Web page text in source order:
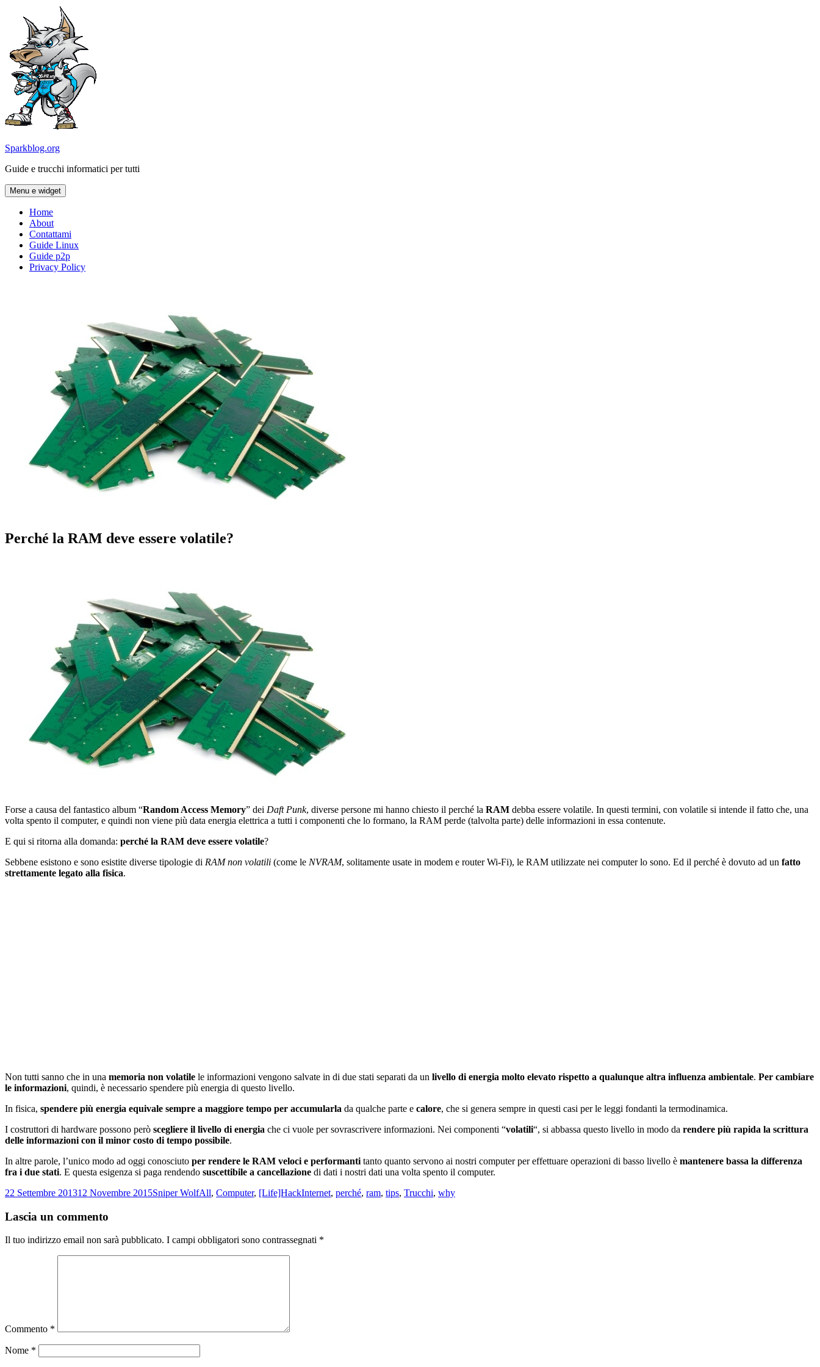
contenuto
Sparkblog.org
Guide e trucchi informatici per tutti
Menu e widget
Home
About
Contattami
Guide Linux
Guide p2p
Privacy Policy
Perché la RAM deve essere volatile?
Forse a causa del fantastico album “Random Access Memory” dei Daft Punk, diverse persone mi hanno chiesto il perché la RAM debba essere volatile. In questi termini, con volatile si intende il fatto che, una
volta spento il computer, e quindi non viene più data energia elettrica a tutti i componenti che lo formano, la RAM perde (talvolta parte) delle informazioni in essa contenute.
E qui si ritorna alla domanda: perché la RAM deve essere volatile?
Sebbene esistono e sono esistite diverse tipologie di RAM non volatili (come le NVRAM, solitamente usate in modem e router Wi-Fi), le RAM utilizzate nei computer lo sono. Ed il perché è dovuto ad un fatto
strettamente legato alla fisica.
Non tutti sanno che in una memoria non volatile le informazioni vengono salvate in di due stati separati da un livello di energia molto elevato rispetto a qualunque altra influenza ambientale. Per cambiare
le informazioni, quindi, è necessario spendere più energia di questo livello.
In fisica, spendere più energia equivale sempre a maggiore tempo per accumularla da qualche parte e calore, che si genera sempre in questi casi per le leggi fondanti la termodinamica.
I costruttori di hardware possono però scegliere il livello di energia che ci vuole per sovrascrivere informazioni. Nei componenti “volatili“, si abbassa questo livello in modo da rendere più rapida la scrittura
delle informazioni con il minor costo di tempo possibile.
In altre parole, l’unico modo ad oggi conosciuto per rendere le RAM veloci e performanti tanto quanto servono ai nostri computer per effettuare operazioni di basso livello è mantenere bassa la differenza
fra i due stati. E questa esigenza si paga rendendo suscettibile a cancellazione di dati i nostri dati una volta spento il computer.
Scritto
22 Settembre 201312 Novembre 2015Autore
Sniper WolfCategorie
All, Computer, [Life]HackTag
Internet, perché, ram, tips, Trucchi, why
Lascia un commento
Il tuo indirizzo email non sarà pubblicato. I campi obbligatori sono contrassegnati *
Commento *
Nome *